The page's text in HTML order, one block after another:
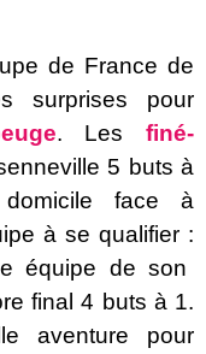
de France de
surprises pour
. Les finé-
5 buts à
face à
à se qualifier :
équipe de son
final 4 buts à 1.
aventure pour